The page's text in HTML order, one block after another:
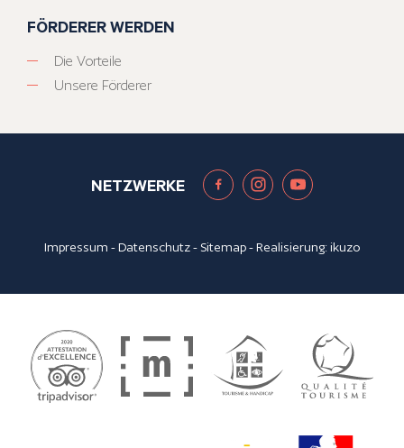
FÖRDERER WERDEN
Die Vorteile
Unsere Förderer
NETZWERKE
Impressum -Datenschutz- Sitemap- Realisierung:ikuzo